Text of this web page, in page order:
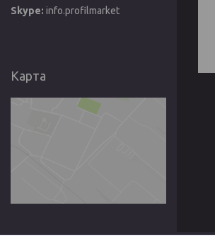
info.profilmarket
Карта